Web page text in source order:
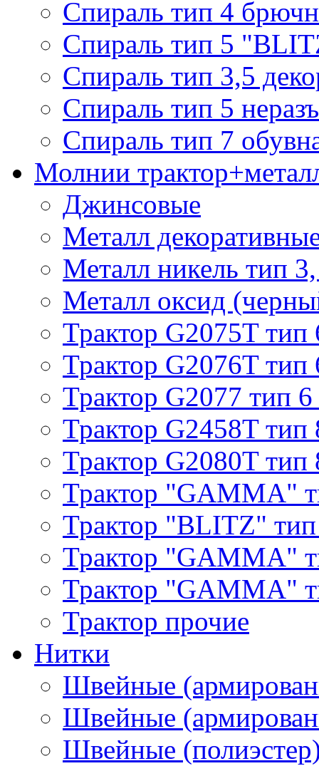
Спираль тип 4
Спираль тип 5
Спираль тип 3,5
Спираль тип 5
Спираль тип 7
Молнии
Джинсовые
Металл
Металл никель тип
Металл оксид
Трактор G2075T тип
Трактор G2076T тип
Трактор G2077 тип 6
Трактор G2458T тип
Трактор G2080T тип
Трактор "GAMMA"
Трактор "BLITZ"
Трактор "GAMMA"
Трактор "GAMMA"
Трактор прочие
Нитки
Швейные
Швейные
Швейные